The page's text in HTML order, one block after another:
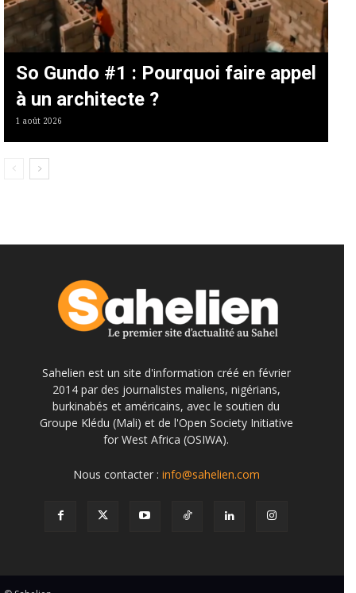
So Gundo #1 : Pourquoi faire appel
à un architecte ?
1 août 2026
Sahelien est un site d'information créé en février
2014 par des journalistes maliens, nigérians,
burkinabés et américains, avec le soutien du
Groupe Klédu (Mali) et de l'Open Society Initiative
for West Africa (OSIWA).
Nous contacter : info@sahelien.com